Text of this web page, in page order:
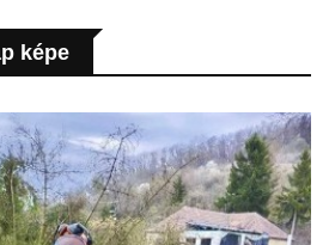
képe